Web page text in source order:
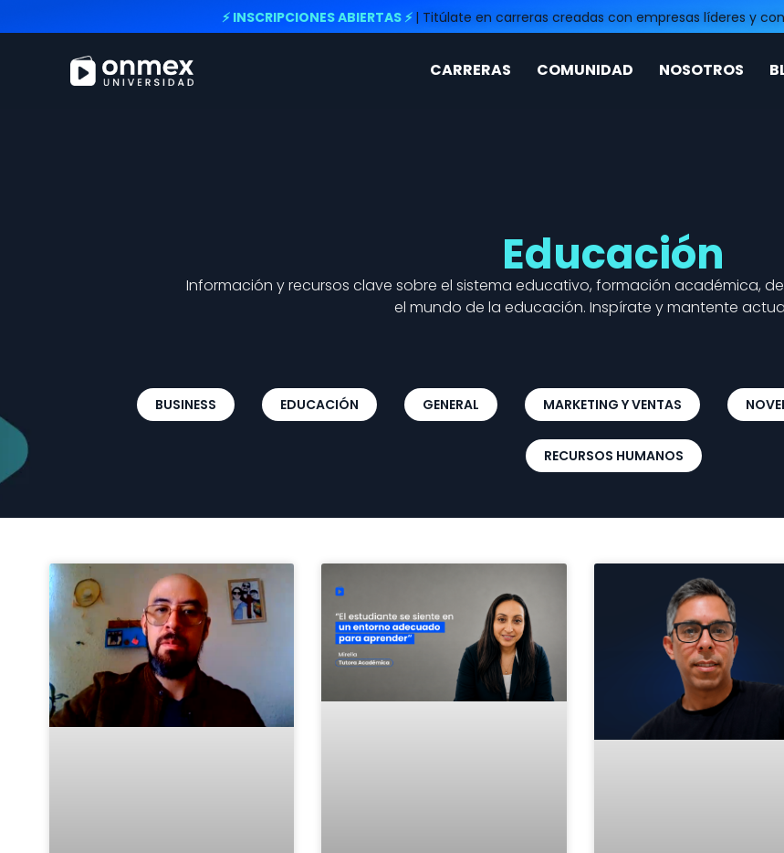
⚡ INSCRIPCIONES ABIERTAS ⚡ | Titúlate en carreras creadas con empresas líderes y con
CARRERAS COMUNIDAD NOSOTROS
Educación
Información y recursos clave sobre el sistema educativo, formación académica,
el mundo de la educación. Inspírate y mantente
BUSINESS EDUCACIÓN GENERAL MARKETING Y VENTAS
RECURSOS HUMANOS